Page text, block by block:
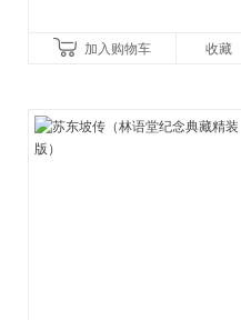
加入购物车 收藏